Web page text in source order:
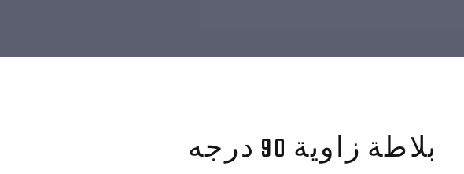
بلاطة زاوية 90 درجه